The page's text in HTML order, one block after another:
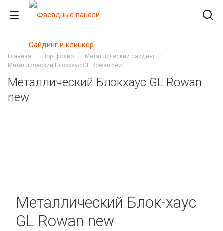
Главная Портфолио
Металлический сайдинг
Металлический Блокхаус GL Rowan new
Металлический Блокхаус GL Rowan
new
Металлический Блок-хаус
GL Rowan new